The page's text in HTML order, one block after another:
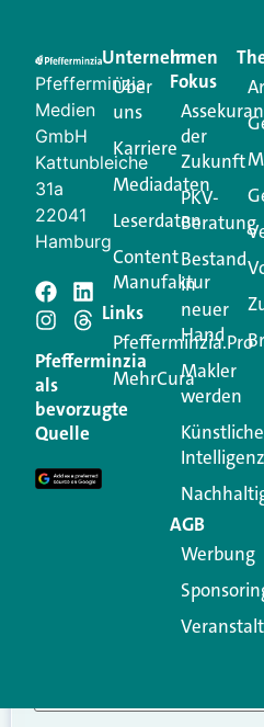
Creator für Ihre
Ihren Vertriebsalltag
Login.
Jetzt anmelden
Schreiben Sie
Kommentar
Ihre E-Mail-Adresse wird
Erforderliche Felder sind mit
Kommentar
Pfefferminzia
Medien
GmbH
Kattunbleiche
31a
22041
Hamburg
Pfefferminzia
als
bevorzugte
Quelle
Unternehmen
Über
uns
Karriere
Mediadaten
Leserdaten
Content
Manufaktur
Links
Pfefferminzia.Pro
MehrCura
Im
Fokus
der
Zukunft
PKV-
Beratung
Bestand
in
neuer
Hand
Makler
werden
Künstliche
Intelligenz
AGB
Werbung